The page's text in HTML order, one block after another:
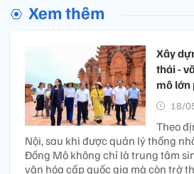
Xem thêm
Xây
thái -
mô lớn
18/
Theo
Nội, sau khi được quản lý thống
Đồng Mô không chỉ là trung tâm
văn hóa cấp quốc gia mà còn trở